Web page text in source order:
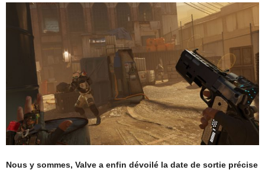
Nous y sommes, Valve a enfin dévoilé la date de sortie précise